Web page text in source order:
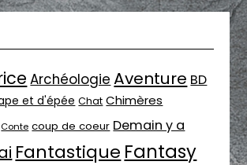
Archéologie Aventure BD
et d'épée Chat Chimères
Conte coup de coeur Demain y a
Fantastique Fantasy